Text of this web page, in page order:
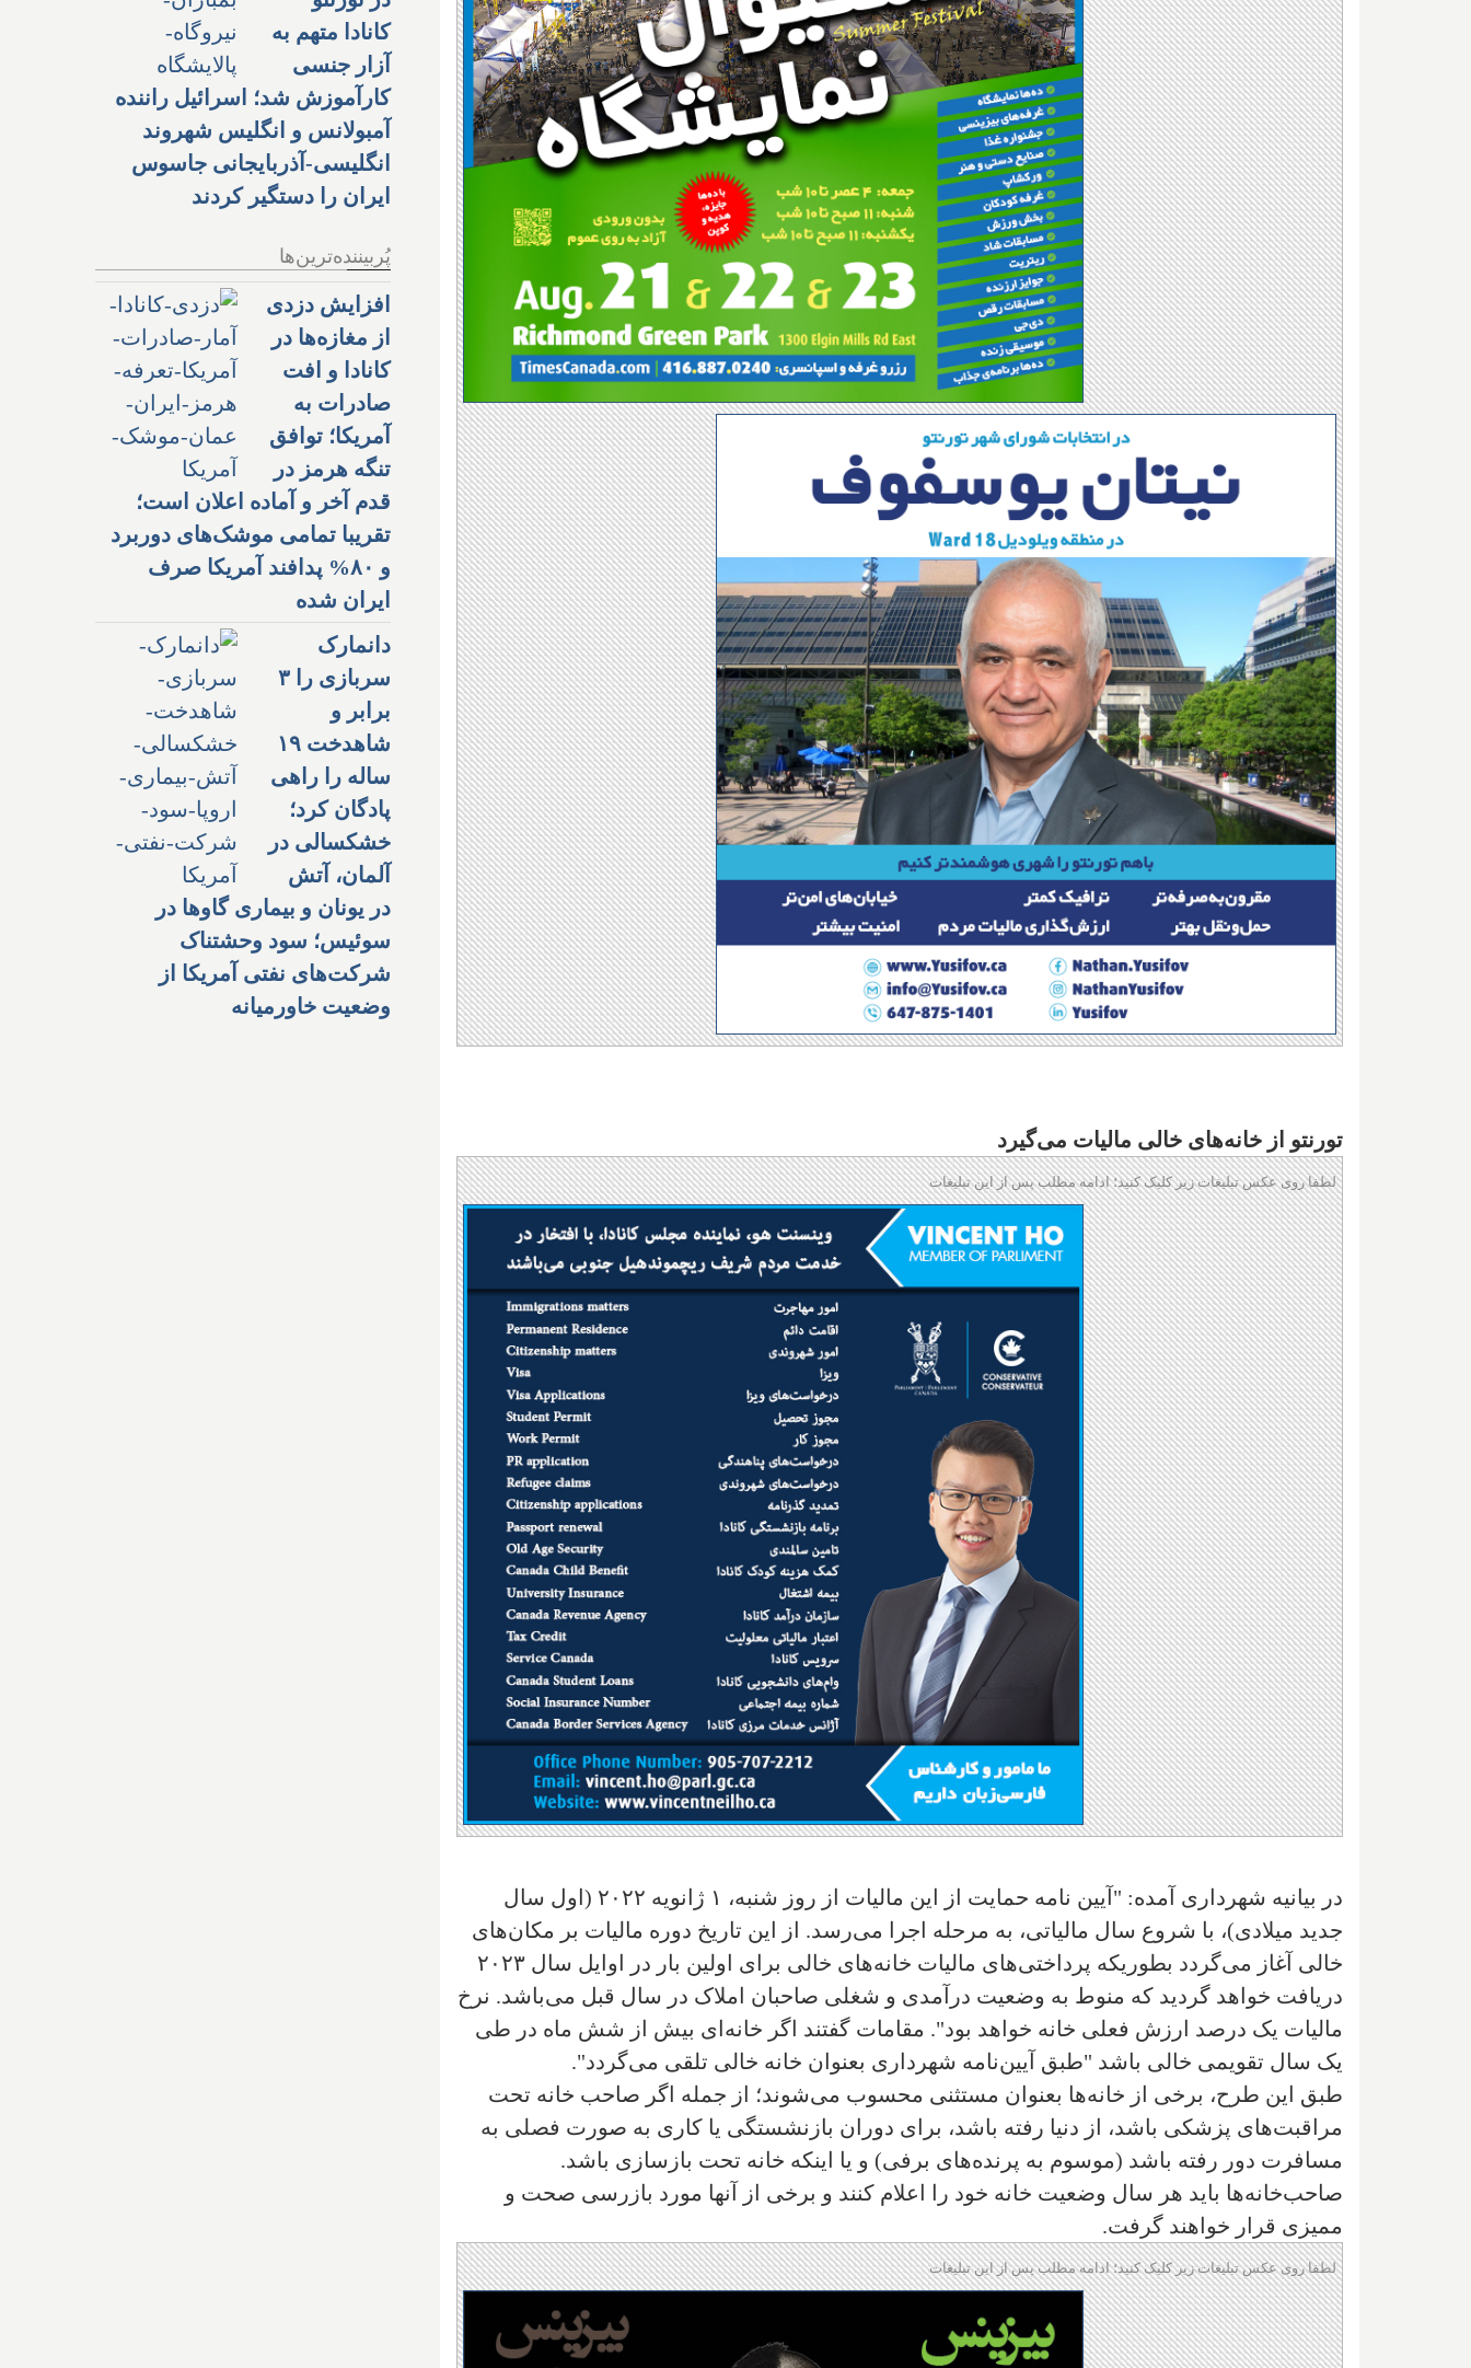
تورنتو از خانه‌های خالی مالیات می‌گیرد
لطفا روی عکس تبلیغات زیر کلیک کنید؛ ادامه مطلب پس از این تبلیغات
در بیانیه شهرداری آمده: "آیین نامه حمایت از این مالیات از روز شنبه، ۱ ژانویه ۲۰۲۲ (اول سال
جدید میلادی)، با شروع سال مالیاتی، به مرحله اجرا می‌رسد. از این تاریخ دوره مالیات بر مکان‌های
خالی آغاز می‌گردد بطوریکه پرداختی‌های مالیات خانه‌های خالی برای اولین بار در اوایل سال ۲۰۲۳
دریافت خواهد گردید که منوط به وضعیت درآمدی و شغلی صاحبان املاک در سال قبل می‌باشد. نرخ
مالیات یک درصد ارزش فعلی خانه خواهد بود". مقامات گفتند اگر خانه‌ای بیش از شش ماه در طی
یک سال تقویمی خالی باشد "طبق آیین‌نامه شهرداری بعنوان خانه خالی تلقی می‌گردد".
طبق این طرح، برخی از خانه‌ها بعنوان مستثنی محسوب می‌شوند؛ از جمله اگر صاحب خانه تحت
مراقبت‌های پزشکی باشد، از دنیا رفته باشد، برای دوران بازنشستگی یا کاری به صورت فصلی به
مسافرت دور رفته باشد (موسوم به پرنده‌های برفی) و یا اینکه خانه تحت بازسازی باشد.
صاحب‌خانه‌ها باید هر سال وضعیت خانه خود را اعلام کنند و برخی از آنها مورد بازرسی صحت و
ممیزی قرار خواهند گرفت.
لطفا روی عکس تبلیغات زیر کلیک کنید؛ ادامه مطلب پس از این تبلیغات
کانادا متهم به
آزار جنسی
کارآموزش شد؛ اسرائیل راننده
آمبولانس و انگلیس شهروند
انگلیسی-آذربایجانی جاسوس
ایران را دستگیر کردند
پُربیننده‌ترین‌ها
افزایش دزدی
از مغازه‌ها در
کانادا و افت
صادرات به
آمریکا؛ توافق
تنگه هرمز در
قدم آخر و آماده اعلان است؛
تقریبا تمامی موشک‌های دوربرد
و ۸۰% پدافند آمریکا صرف
ایران شده
دانمارک
سربازی را ۳
برابر و
شاهدخت ۱۹
ساله را راهی
پادگان کرد؛
خشکسالی در
آلمان، آتش
در یونان و بیماری گاوها در
سوئیس؛ سود وحشتناک
شرکت‌های نفتی آمریکا از
وضعیت خاورمیانه